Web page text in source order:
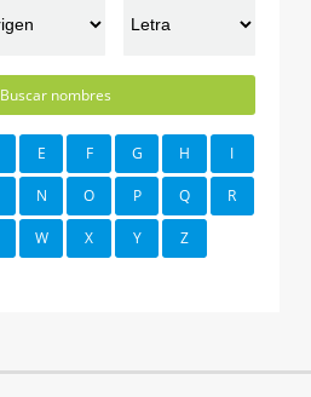
Buscar nombres
E F G H I
N O P Q R
W X Y Z